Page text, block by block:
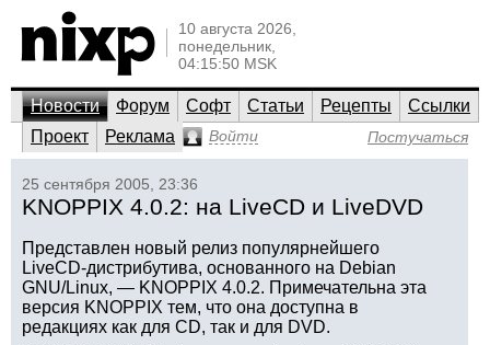
10 августа 2026,
понедельник,
04:15:50 MSK
Новости Форум Софт Статьи Рецепты
Ссылки
Проект
Реклама Войти Постучаться
25 сентября 2005, 23:36
KNOPPIX 4.0.2: на LiveCD и LiveDVD
Представлен новый релиз популярнейшего
LiveCD-дистрибутива, основанного на Debian
GNU/Linux, — KNOPPIX 4.0.2. Примечательна эта
версия KNOPPIX тем, что она доступна в
редакциях как для CD, так и для DVD.